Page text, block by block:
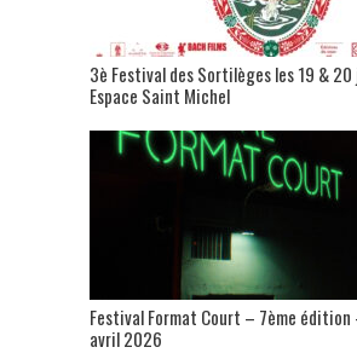
3è Festival des Sortilèges les 19 &
Espace Saint Michel
Festival Format Court – 7ème édition
avril 2026